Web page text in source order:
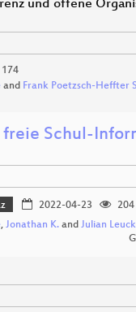
und offene
174
and Frank Poetzsch-Heffter
freie Schul-
2022-04-23
204
, Jonathan K. and Julian